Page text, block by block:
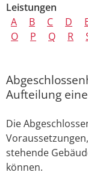
Leistungen
A
B C D
O
P Q R
Aufteilung
Die
stehende
können.